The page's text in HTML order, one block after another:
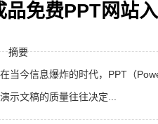
品免费PPT网站
摘要
在当今信息爆炸的时代，PPT（
演示文稿的质量往往决定...